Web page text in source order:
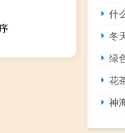
什
冬
绿
花
神